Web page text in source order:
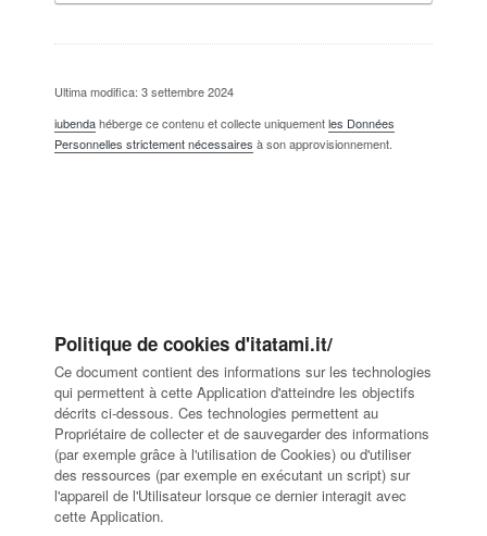
Ultima modifica: 3 settembre 2024
iubendahéberge ce contenu et collecte uniquementles Données
Personnelles strictement nécessaires à son approvisionnement.
Politique de cookies d'itatami.it/
Ce document contient des informations sur les technologies
qui permettent à cette Application d'atteindre les objectifs
décrits ci-dessous. Ces technologies permettent au
Propriétaire de collecter et de sauvegarder des informations
(par exemple grâce à l'utilisation de Cookies) ou d'utiliser
des ressources (par exemple en exécutant un script) sur
l'appareil de l'Utilisateur lorsque ce dernier interagit avec
cette Application.